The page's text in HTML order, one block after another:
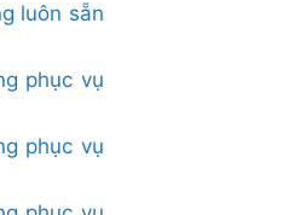
luôn sẵn
phục vụ
phục vụ